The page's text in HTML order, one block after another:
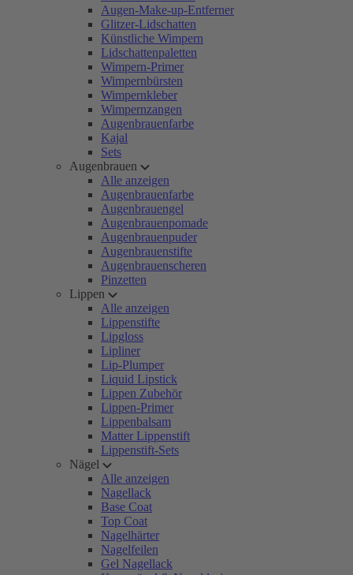
Augen-Make-up-Entferner
Glitzer-Lidschatten
Künstliche Wimpern
Lidschattenpaletten
Wimpern-Primer
Wimpernbürsten
Wimpernkleber
Wimpernzangen
Augenbrauenfarbe
Kajal
Sets
Augenbrauen
Alle anzeigen
Augenbrauenfarbe
Augenbrauengel
Augenbrauenpomade
Augenbrauenpuder
Augenbrauenstifte
Augenbrauenscheren
Pinzetten
Lippen
Alle anzeigen
Lippenstifte
Lipgloss
Lipliner
Lip-Plumper
Liquid Lipstick
Lippen Zubehör
Lippen-Primer
Lippenbalsam
Matter Lippenstift
Lippenstift-Sets
Nägel
Alle anzeigen
Nagellack
Base Coat
Top Coat
Nagelhärter
Nagelfeilen
Gel Nagellack